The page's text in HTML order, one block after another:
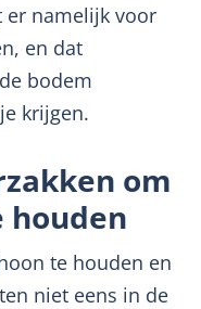
er namelijk voor
en dat
bodem
krijgen.
om
houden
te houden en
niet eens in de